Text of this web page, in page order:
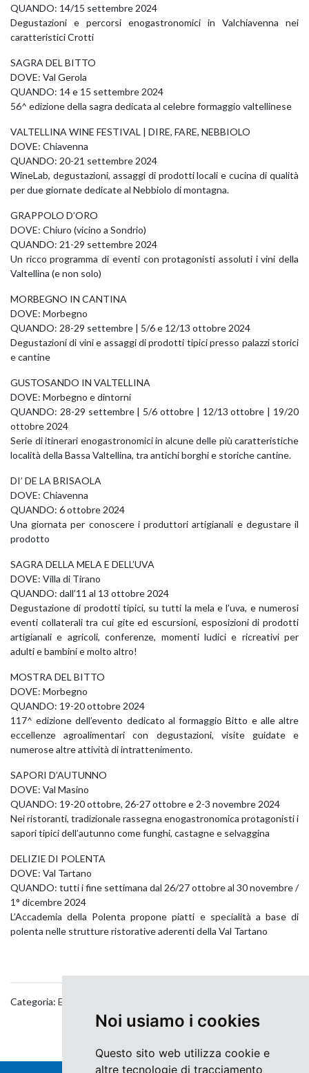
Noi usiamo i cookies
Questo sito web utilizza cookie e
altre tecnologie di tracciamento
QUANDO: 14/15 settembre 2024
Degustazioni e percorsi enogastronomici in Valchiavenna nei
caratteristici Crotti
SAGRA DEL BITTO
DOVE: Val Gerola
QUANDO: 14 e 15 settembre 2024
56^ edizione della sagra dedicata al celebre formaggio valtellinese
VALTELLINA WINE FESTIVAL | DIRE, FARE, NEBBIOLO
DOVE: Chiavenna
QUANDO: 20-21 settembre 2024
WineLab, degustazioni, assaggi di prodotti locali e cucina di qualità
per due giornate dedicate al Nebbiolo di montagna.
GRAPPOLO D’ORO
DOVE: Chiuro (vicino a Sondrio)
QUANDO: 21-29 settembre 2024
Un ricco programma di eventi con protagonisti assoluti i vini della
Valtellina (e non solo)
MORBEGNO IN CANTINA
DOVE: Morbegno
QUANDO: 28-29 settembre | 5/6 e 12/13 ottobre 2024
Degustazioni di vini e assaggi di prodotti tipici presso palazzi storici
e cantine
GUSTOSANDO IN VALTELLINA
DOVE: Morbegno e dintorni
QUANDO: 28-29 settembre | 5/6 ottobre | 12/13 ottobre | 19/20
ottobre 2024
Serie di itinerari enogastronomici in alcune delle più caratteristiche
località della Bassa Valtellina, tra antichi borghi e storiche cantine.
DI’ DE LA BRISAOLA
DOVE: Chiavenna
QUANDO: 6 ottobre 2024
Una giornata per conoscere i produttori artigianali e degustare il
prodotto
SAGRA DELLA MELA E DELL’UVA
DOVE: Villa di Tirano
QUANDO: dall’11 al 13 ottobre 2024
Degustazione di prodotti tipici, su tutti la mela e l’uva, e numerosi
eventi collaterali tra cui gite ed escursioni, esposizioni di prodotti
artigianali e agricoli, conferenze, momenti ludici e ricreativi per
adulti e bambini e molto altro!
MOSTRA DEL BITTO
DOVE: Morbegno
QUANDO: 19-20 ottobre 2024
117^ edizione dell’evento dedicato al formaggio Bitto e alle altre
eccellenze agroalimentari con degustazioni, visite guidate e
numerose altre attività di intrattenimento.
SAPORI D’AUTUNNO
DOVE: Val Masino
QUANDO: 19-20 ottobre, 26-27 ottobre e 2-3 novembre 2024
Nei ristoranti, tradizionale rassegna enogastronomica protagonisti i
sapori tipici dell’autunno come funghi, castagne e selvaggina
DELIZIE DI POLENTA
DOVE: Val Tartano
QUANDO: tutti i fine settimana dal 26/27 ottobre al 30 novembre /
1° dicembre 2024
L’Accademia della Polenta propone piatti e specialità a base di
polenta nelle strutture ristorative aderenti della Val Tartano
Categoria: Eventi